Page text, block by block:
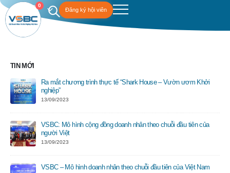
0
Đăng ký hội viên
TIN MỚI
Ra mắt chương trình thực tế “Shark House – Vườn ươm Khởi
nghiệp”
13/09/2023
VSBC: Mô hình cộng đồng doanh nhân theo chuỗi đầu tiên của
người Việt
13/09/2023
VSBC – Mô hình doanh nhân theo chuỗi đầu tiên của Việt Nam